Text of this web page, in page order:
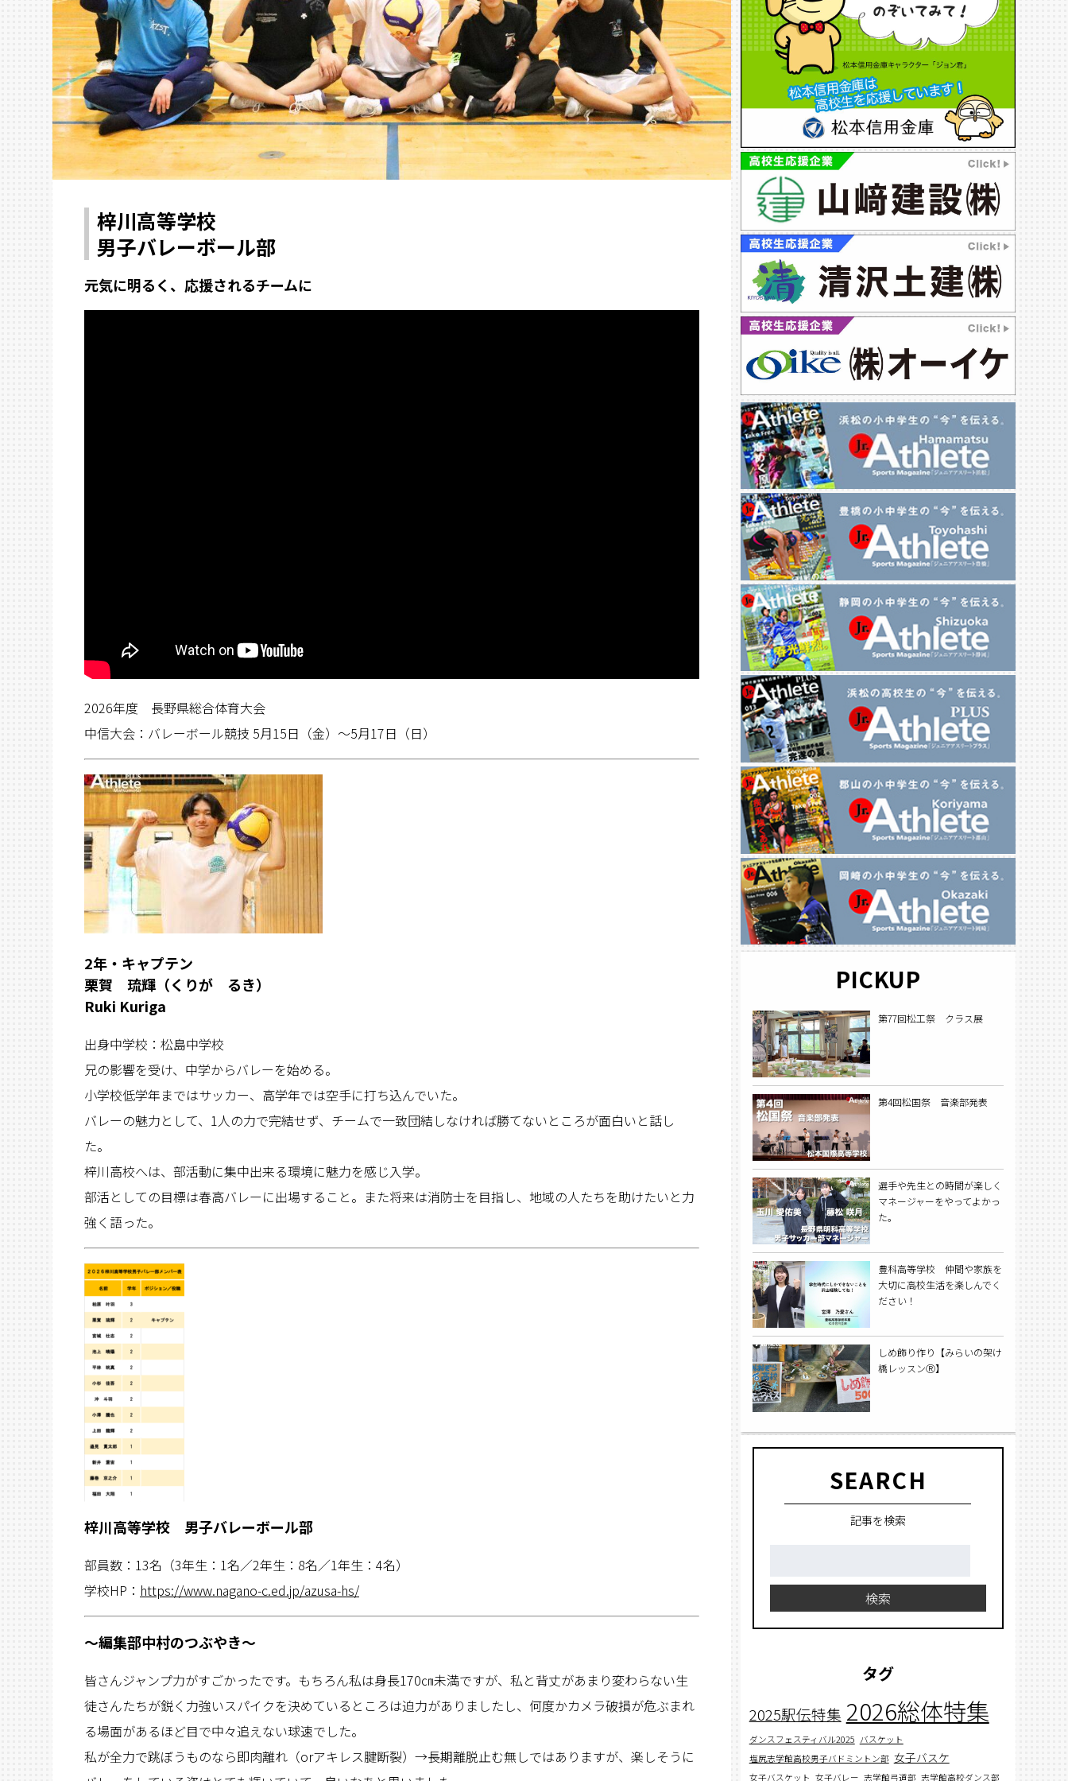
梓川高等学校
男子バレーボール部
元気に明るく、応援されるチームに
2026年度 長野県総合体育大会
中信大会：バレーボール競技 5月15日（金）〜5月17日（日）
2年・キャプテン
栗賀 琉輝（くりが るき）
Ruki Kuriga
出身中学校：松島中学校
兄の影響を受け、中学からバレーを始める。
小学校低学年まではサッカー、高学年では空手に打ち込んでいた。
バレーの魅力として、1人の力で完結せず、チームで一致団結しなければ勝てないところが面白いと話し
た。
梓川高校へは、部活動に集中出来る環境に魅力を感じ入学。
部活としての目標は春高バレーに出場すること。また将来は消防士を目指し、地域の人たちを助けたいと力
強く語った。
梓川高等学校 男子バレーボール部
部員数：13名（3年生：1名／2年生：8名／1年生：4名）
学校HP： https://www.nagano-c.ed.jp/azusa-hs/
〜編集部中村のつぶやき〜
皆さんジャンプ力がすごかったです。もちろん私は身長170㎝未満ですが、私と背丈があまり変わらない生
徒さんたちが鋭く力強いスパイクを決めているところは迫力がありましたし、何度かカメラ破損が危ぶまれ
る場面があるほど目で中々追えない球速でした。
私が全力で跳ぼうものなら即肉離れ（orアキレス腱断裂）→長期離脱止む無しではありますが、楽しそうに
PICKUP
第77回松工祭 クラス展
第4回松国祭 音楽部発表
選手や先生との時間が楽しく
マネージャーをやってよかっ
た。
豊科高等学校 仲間や家族を
大切に高校生活を楽しんでく
ださい！
しめ飾り作り【みらいの架け
橋レッスンⓇ】
SEARCH
記事を検索
検索
タグ
2025駅伝特集 2026総体特集
ダンスフェスティバル2025 バスケット
塩尻志学館高校男子バドミントン部 女子バスケ
女子バスケット 女子バレー 志学館弓道部 志学館高校ダンス部